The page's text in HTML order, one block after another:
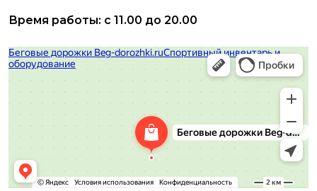
Время работы: с 11.00 до 20.00